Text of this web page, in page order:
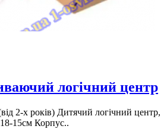
логічний центр
2-х років) Дитячий логічний центр,
15см Корпус..